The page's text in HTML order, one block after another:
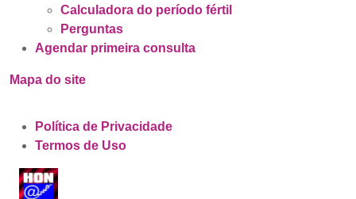
Calculadora do período fértil
Perguntas
Agendar primeira consulta
Mapa do site
Política de Privacidade
Termos de Uso